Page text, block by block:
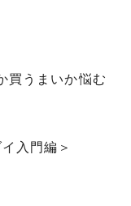
買うまいか悩む
入門編＞